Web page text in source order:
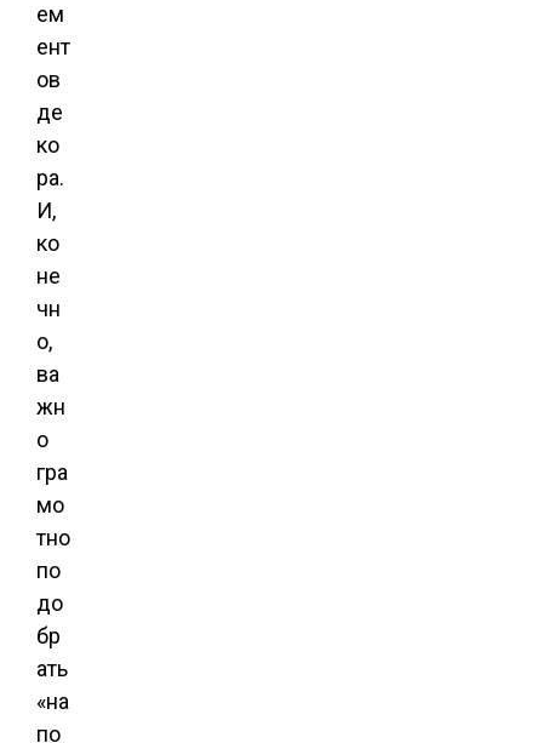
ем
ент
ов
де
ко
ра.
И,
ко
не
чн
о,
ва
жн
о
гра
мо
тно
по
до
бр
ать
«на
по